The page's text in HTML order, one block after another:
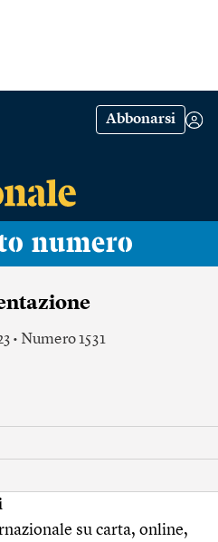
Abbonarsi
numero
• Numero 1531
su carta, online,